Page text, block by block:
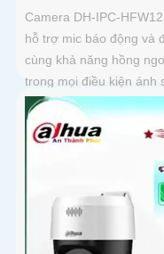
Camera DH-IPC-
hỗ trợ mic báo động và
cùng khả năng hồng
trong mọi điều kiện ánh